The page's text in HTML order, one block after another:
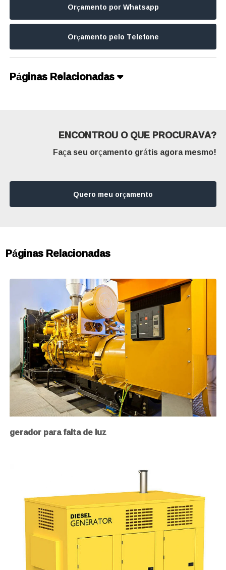
Orçamento por Whatsapp
Orçamento pelo Telefone
Páginas Relacionadas
ENCONTROU O QUE PROCURAVA?
Faça seu orçamento grátis agora mesmo!
Quero meu orçamento
Páginas Relacionadas
gerador para falta de luz